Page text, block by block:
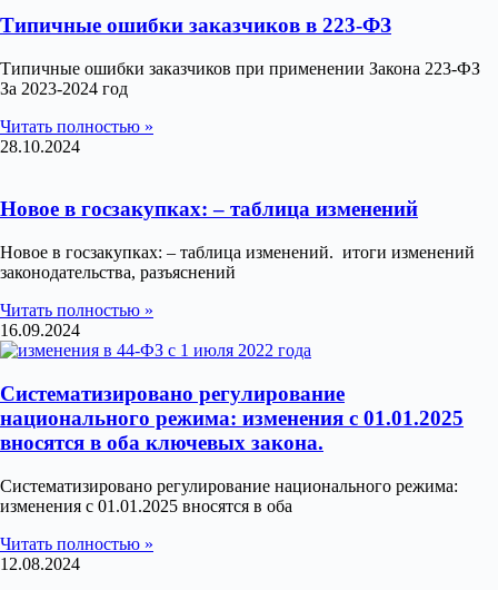
Типичные ошибки заказчиков в 223-ФЗ
Типичные ошибки заказчиков при применении Закона 223-ФЗ
За 2023-2024 год
Читать полностью »
28.10.2024
Новое в госзакупках: – таблица изменений
Новое в госзакупках: – таблица изменений. итоги изменений
законодательства, разъяснений
Читать полностью »
16.09.2024
Систематизировано регулирование
национального режима: изменения с 01.01.2025
вносятся в оба ключевых закона.
Систематизировано регулирование национального режима:
изменения с 01.01.2025 вносятся в оба
Читать полностью »
12.08.2024